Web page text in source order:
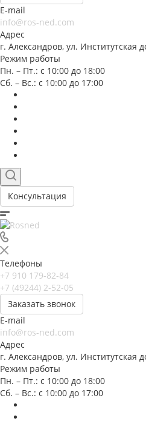
E-mail
info@ros-ned.com
Адрес
г. Александров, ул. Институтская
Режим работы
Пн. – Пт.: с 10:00 до 18:00
Сб. – Вс.: с 10:00 до 17:00
Консультация
Телефоны
+7 910 179-82-84
+7 (49244) 2-52-05
Заказать звонок
E-mail
info@ros-ned.com
Адрес
г. Александров, ул. Институтская
Режим работы
Пн. – Пт.: с 10:00 до 18:00
Сб. – Вс.: с 10:00 до 17:00